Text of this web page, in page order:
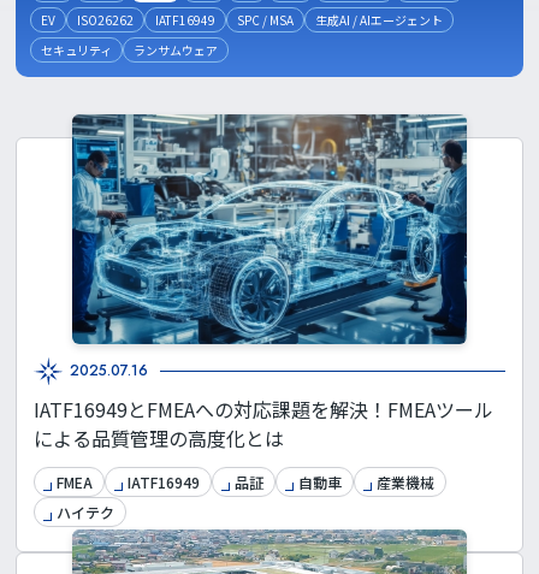
EV
ISO26262 IATF16949 SPC / MSA
生成AI / AIエージェント
セキュリティ
ランサムウェア
2025.07.16
IATF16949とFMEAへの対応課題を解決！FMEAツール
による品質管理の高度化とは
FMEA IATF16949 品証 自動車
産業機械
ハイテク